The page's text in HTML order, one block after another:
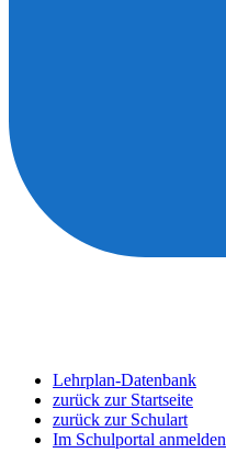
Lehrplan-Datenbank
zurück zur Startseite
zurück zur Schulart
Im Schulportal anmelden